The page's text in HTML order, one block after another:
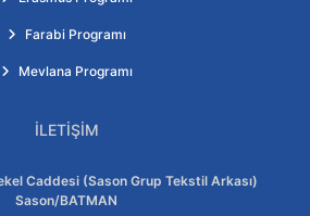
Farabi Programı
Mevlana Programı
İLETIŞIM
Caddesi (Sason Grup Tekstil Arkası)
Sason/BATMAN